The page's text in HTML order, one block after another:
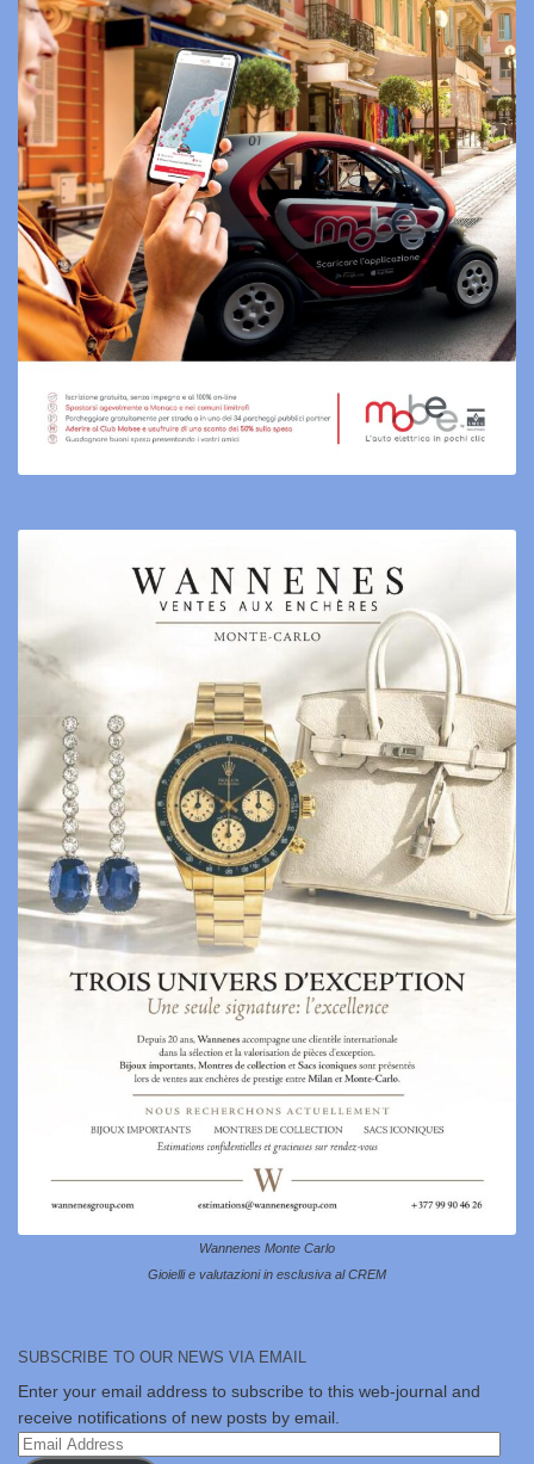
Wannenes Monte Carlo
Gioielli e valutazioni in esclusiva al CREM
SUBSCRIBE TO OUR NEWS VIA EMAIL
Enter your email address to subscribe to this web-journal and
receive notifications of new posts by email.
Email